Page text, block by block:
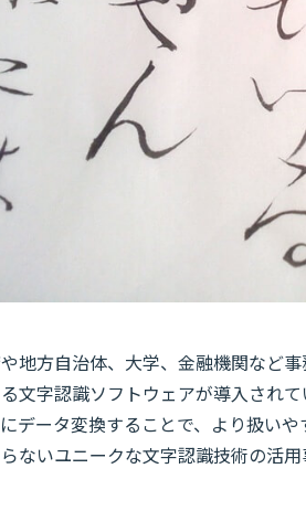
地方自治体、大学、金融機関など
る文字認識ソフトウェアが導入され
データ変換することで、より扱い
ないユニークな文字認識技術の活用